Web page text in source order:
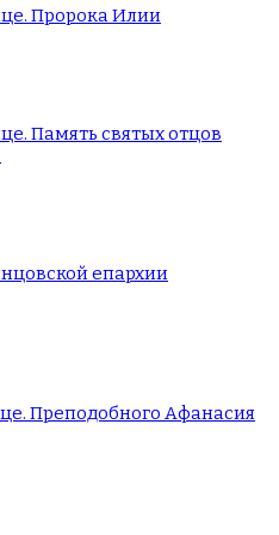
Пророка Илии
Память святых отцов
епархии
Преподобного Афанасия